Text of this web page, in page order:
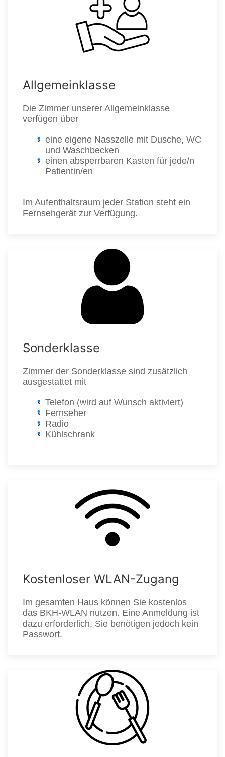
Allgemeinklasse
Die Zimmer unserer Allgemeinklasse
verfügen über
eine eigene Nasszelle mit Dusche, WC
und Waschbecken
einen absperrbaren Kasten für jede/n
Patientin/en
Im Aufenthaltsraum jeder Station steht ein
Fernsehgerät zur Verfügung.
Sonderklasse
Zimmer der Sonderklasse sind zusätzlich
ausgestattet mit
Telefon (wird auf Wunsch aktiviert)
Fernseher
Radio
Kühlschrank
Kostenloser WLAN-Zugang
Im gesamten Haus können Sie kostenlos
das BKH-WLAN nutzen. Eine Anmeldung ist
dazu erforderlich, Sie benötigen jedoch kein
Passwort.